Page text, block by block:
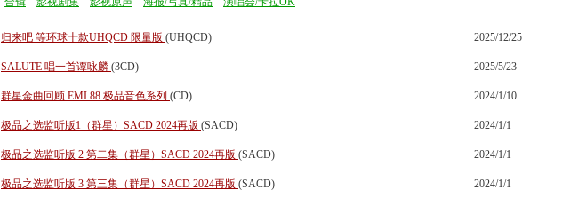
归来吧 等环球十款UHQCD 限量版 (UHQCD) 2025/12/25
SALUTE 唱一首谭咏麟 (3CD) 2025/5/23
群星金曲回顾 EMI 88 极品音色系列 (CD) 2024/1/10
极品之选监听版1（群星）SACD 2024再版 (SACD) 2024/1/1
极品之选监听版 2 第二集（群星）SACD 2024再版 (SACD) 2024/1/1
极品之选监听版 3 第三集（群星）SACD 2024再版 (SACD) 2024/1/1